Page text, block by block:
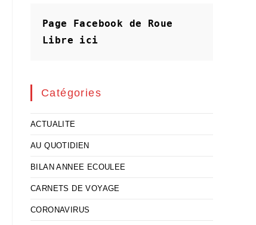
Page Facebook de Roue
Libre
ici
Catégories
ACTUALITE
AU QUOTIDIEN
BILAN ANNEE ECOULEE
CARNETS DE VOYAGE
CORONAVIRUS